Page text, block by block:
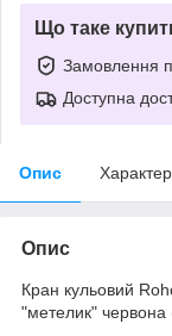
Що таке
Замовлення
Доступна
Опис
Опис
Кран кульовий
"метелик" червона